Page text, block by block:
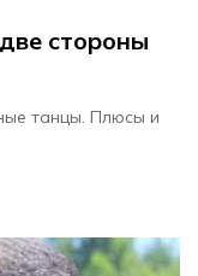
стороны
танцы. Плюсы и